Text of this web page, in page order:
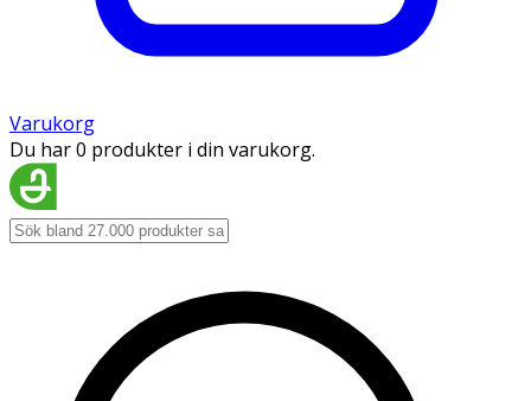
Varukorg
Du har 0 produkter i din varukorg.